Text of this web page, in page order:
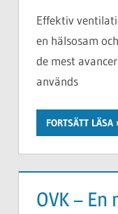
Effektiv
en hälsosam
de mest
används
FORTSÄTT LÄSA
OVK –